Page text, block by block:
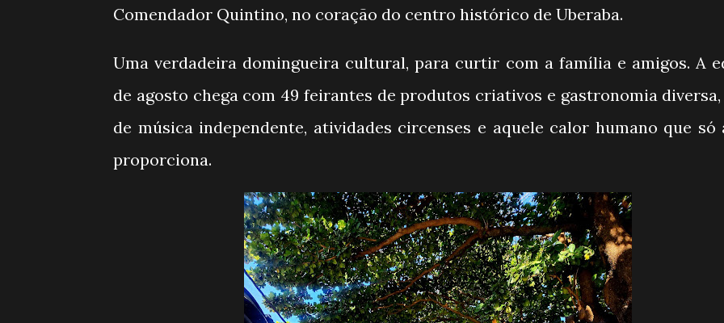
Comendador Quintino, no coração do centro histórico de Uberaba.
Uma verdadeira domingueira cultural, para curtir com a família e amigos. A
de agosto chega com 49 feirantes de produtos criativos e gastronomia
de música independente, atividades circenses e aquele calor humano que só
proporciona.